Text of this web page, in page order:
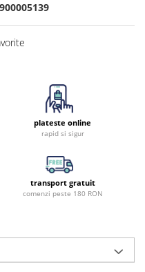
plateste online
rapid si sigur
transport gratuit
comenzi peste 180 RON